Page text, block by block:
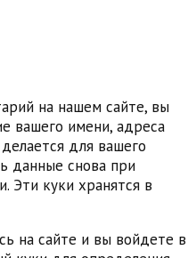
на нашем сайте, вы
вашего имени, адреса
для вашего
данные снова при
Эти куки хранятся в
на сайте и вы войдете в